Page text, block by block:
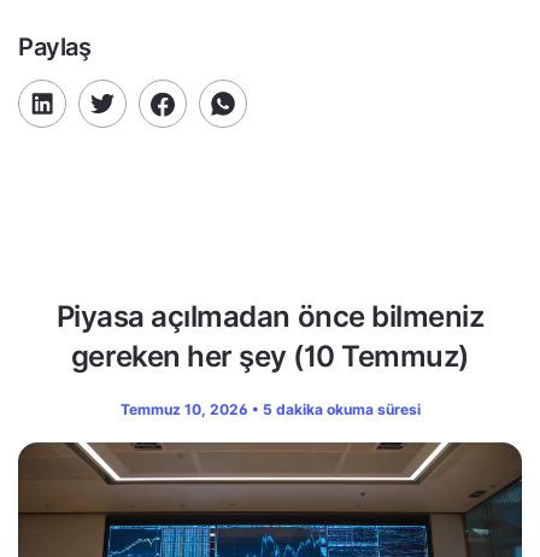
Paylaş
Piyasa açılmadan önce bilmeniz
gereken her şey (10 Temmuz)
Temmuz 10, 2026 • 5 dakika okuma süresi